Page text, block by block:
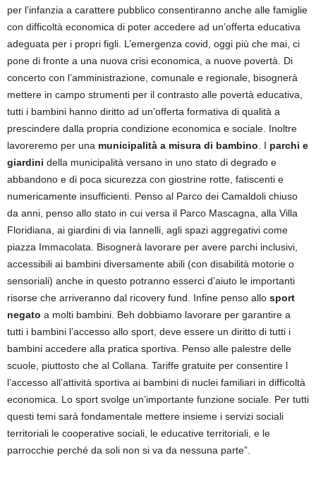
per l’infanzia a carattere pubblico consentiranno anche alle famiglie
con difficoltà economica di poter accedere ad un’offerta educativa
adeguata per i propri figli. L’emergenza covid, oggi più che mai, ci
pone di fronte a una nuova crisi economica, a nuove povertà. Di
concerto con l’amministrazione, comunale e regionale, bisognerà
mettere in campo strumenti per il contrasto alle povertà educativa,
tutti i bambini hanno diritto ad un’offerta formativa di qualità a
prescindere dalla propria condizione economica e sociale. Inoltre
lavoreremo per una municipalità a misura di bambino . I parchi e
giardini della municipalità versano in uno stato di degrado e
abbandono e di poca sicurezza con giostrine rotte, fatiscenti e
numericamente insufficienti. Penso al Parco dei Camaldoli chiuso
da anni, penso allo stato in cui versa il Parco Mascagna, alla Villa
Floridiana, ai giardini di via Iannelli, agli spazi aggregativi come
piazza Immacolata. Bisognerà lavorare per avere parchi inclusivi,
accessibili ai bambini diversamente abili (con disabilità motorie o
sensoriali) anche in questo potranno esserci d’aiuto le importanti
risorse che arriveranno dal ricovery fund. Infine penso allo sport
negato a molti bambini. Beh dobbiamo lavorare per garantire a
tutti i bambini l’accesso allo sport, deve essere un diritto di tutti i
bambini accedere alla pratica sportiva. Penso alle palestre delle
scuole, piuttosto che al Collana. Tariffe gratuite per consentire l
l’accesso all’attività sportiva ai bambini di nuclei familiari in difficoltà
economica. Lo sport svolge un’importante funzione sociale. Per tutti
questi temi sarà fondamentale mettere insieme i servizi sociali
territoriali le cooperative sociali, le educative territoriali, e le
parrocchie perché da soli non si va da nessuna parte”.